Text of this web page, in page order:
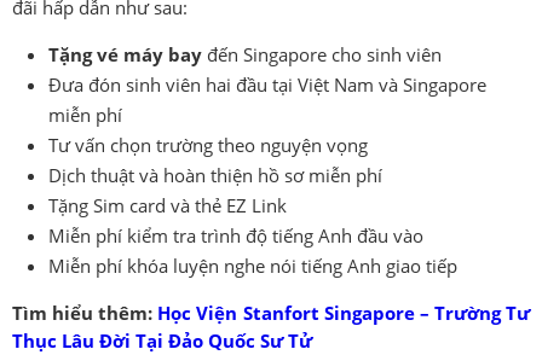
đãi hấp dẫn như sau:
Tặng vé máy bay đến Singapore cho sinh viên
Đưa đón sinh viên hai đầu tại Việt Nam và Singapore
miễn phí
Tư vấn chọn trường theo nguyện vọng
Dịch thuật và hoàn thiện hồ sơ miễn phí
Tặng Sim card và thẻ EZ Link
Miễn phí kiểm tra trình độ tiếng Anh đầu vào
Miễn phí khóa luyện nghe nói tiếng Anh giao tiếp
Tìm hiểu thêm: Học Viện Stanfort Singapore – Trường Tư
Thục Lâu Đời Tại Đảo Quốc Sư Tử